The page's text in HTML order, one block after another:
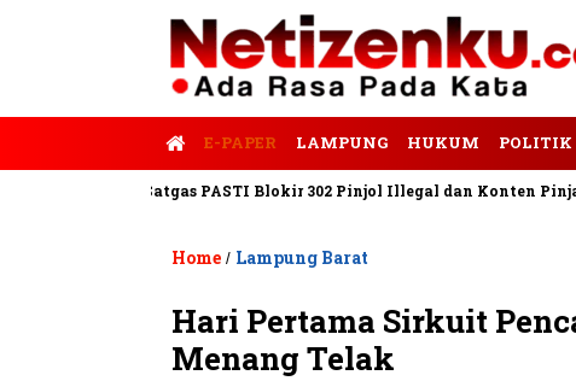
E-PAPER LAMPUNG HUKUM POLITIK
Satgas PASTI Blokir 302 Pinjol Illegal dan Konten Pinjam
Home / Lampung Barat
Hari Pertama Sirkuit
Menang Telak